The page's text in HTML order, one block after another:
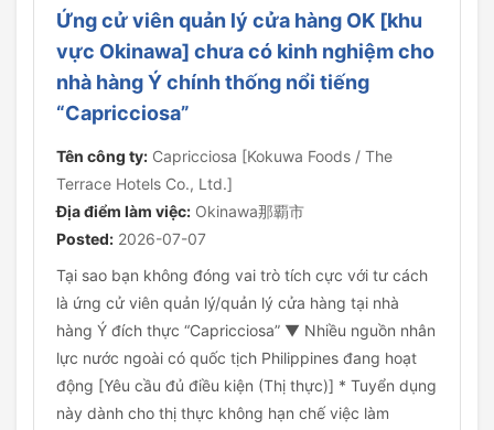
Ứng cử viên quản lý cửa hàng OK [khu
vực Okinawa] chưa có kinh nghiệm cho
nhà hàng Ý chính thống nổi tiếng
“Capricciosa”
Tên công ty: Capricciosa [Kokuwa Foods / The
Terrace Hotels Co., Ltd.]
Địa điểm làm việc: Okinawa那覇市
Posted: 2026-07-07
Tại sao bạn không đóng vai trò tích cực với tư cách
là ứng cử viên quản lý/quản lý cửa hàng tại nhà
hàng Ý đích thực “Capricciosa” ▼ Nhiều nguồn nhân
lực nước ngoài có quốc tịch Philippines đang hoạt
động [Yêu cầu đủ điều kiện (Thị thực)] * Tuyển dụng
này dành cho thị thực không hạn chế việc làm